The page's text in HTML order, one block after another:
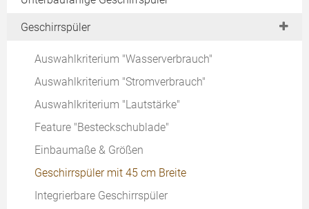
Side-by-Side Geräte
Weinkühlschränke
Kaufberatung für Kühlschränke
Angebote einholen
Grillplatten
Teppanyaki
Geschirrspüler
Auswahlkriterium "Wasserverbrauch"
Auswahlkriterium "Stromverbrauch"
Auswahlkriterium "Lautstärke"
Feature "Besteckschublade"
Einbaumaße & Größen
Geschirrspüler mit 45 cm Breite
Integrierbare Geschirrspüler